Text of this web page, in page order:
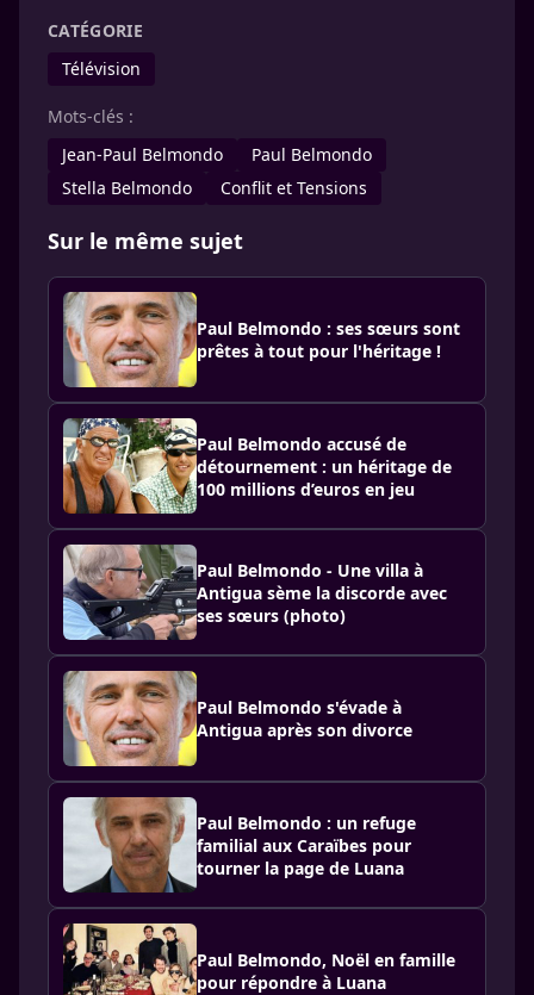
CATÉGORIE
Télévision
Mots-clés :
Jean-Paul Belmondo
Paul Belmondo
Stella Belmondo
Conflit et Tensions
Sur le même sujet
Paul Belmondo : ses sœurs sont
prêtes à tout pour l'héritage !
Paul Belmondo accusé de
détournement : un héritage de
100 millions d’euros en jeu
Paul Belmondo - Une villa à
Antigua sème la discorde avec
ses sœurs (photo)
Paul Belmondo s'évade à
Antigua après son divorce
Paul Belmondo : un refuge
familial aux Caraïbes pour
tourner la page de Luana
Paul Belmondo, Noël en famille
pour répondre à Luana